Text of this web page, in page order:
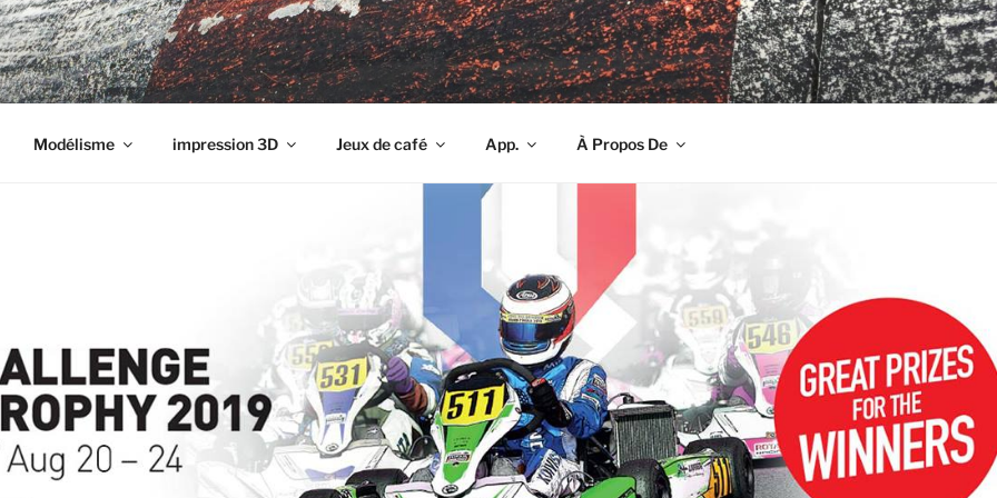
Modélisme impression 3D Jeux de café App. À Propos De